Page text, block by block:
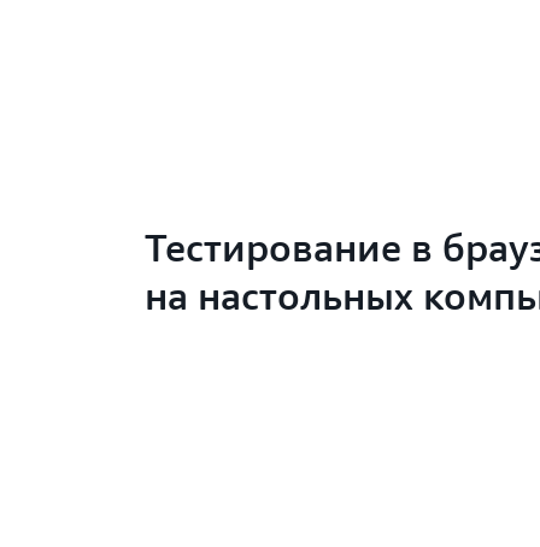
Тестирование в
на настольных